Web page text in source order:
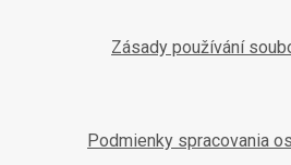
Zásady používání
Podmienky spracovania